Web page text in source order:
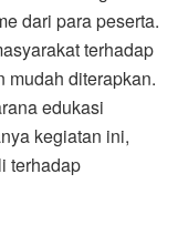
dari para peserta.
terhadap
mudah diterapkan.
edukasi
kegiatan ini,
terhadap